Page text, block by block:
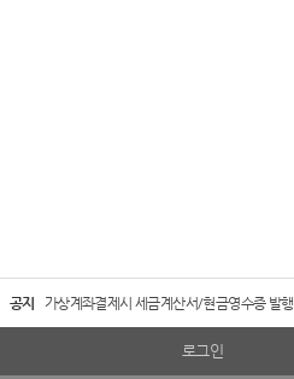
공지 가상계좌결제시 세금계산서/현금영수증 발행
로그인